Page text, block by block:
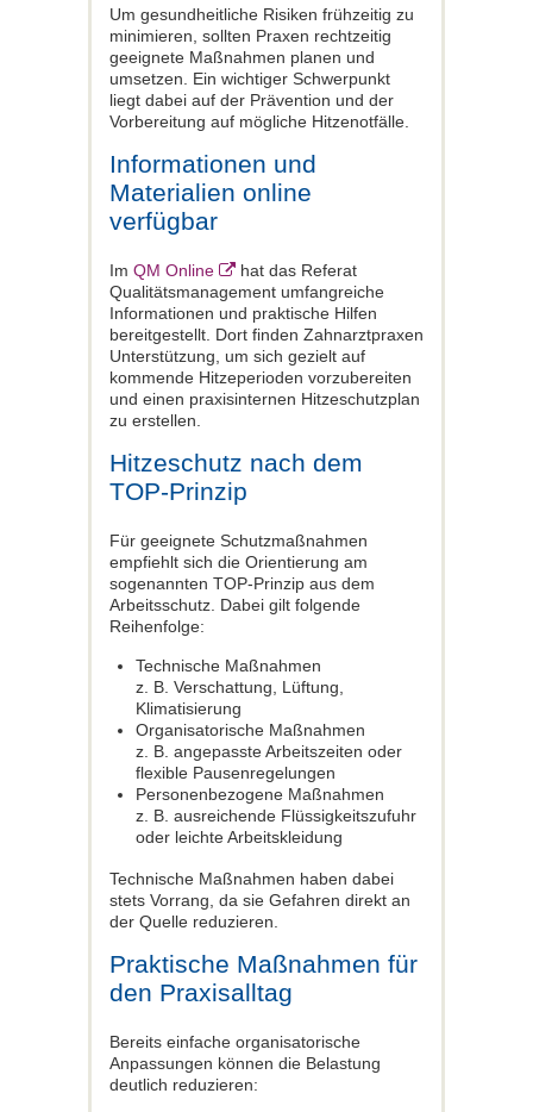
Um gesundheitliche Risiken frühzeitig zu
minimieren, sollten Praxen rechtzeitig
geeignete Maßnahmen planen und
umsetzen. Ein wichtiger Schwerpunkt
liegt dabei auf der Prävention und der
Vorbereitung auf mögliche Hitzenotfälle.
Informationen und
Materialien online
verfügbar
Im QM Online
hat das Referat
Qualitätsmanagement umfangreiche
Informationen und praktische Hilfen
bereitgestellt. Dort finden Zahnarztpraxen
Unterstützung, um sich gezielt auf
kommende Hitzeperioden vorzubereiten
und einen praxisinternen Hitzeschutzplan
zu erstellen.
Hitzeschutz nach dem
TOP-Prinzip
Für geeignete Schutzmaßnahmen
empfiehlt sich die Orientierung am
sogenannten TOP-Prinzip aus dem
Arbeitsschutz. Dabei gilt folgende
Reihenfolge:
Technische Maßnahmen
z. B. Verschattung, Lüftung,
Klimatisierung
Organisatorische Maßnahmen
z. B. angepasste Arbeitszeiten oder
flexible Pausenregelungen
Personenbezogene Maßnahmen
z. B. ausreichende Flüssigkeitszufuhr
oder leichte Arbeitskleidung
Technische Maßnahmen haben dabei
stets Vorrang, da sie Gefahren direkt an
der Quelle reduzieren.
Praktische Maßnahmen für
den Praxisalltag
Bereits einfache organisatorische
Anpassungen können die Belastung
deutlich reduzieren: